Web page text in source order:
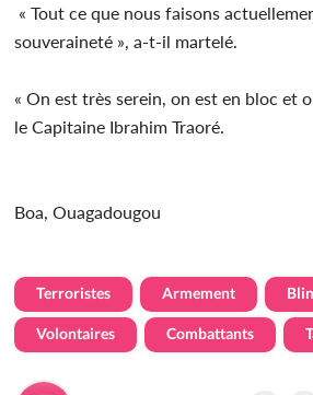
« Tout ce que nous faisons
souveraineté », a-t-il martelé.
« On est très serein, on est en bloc et
le Capitaine Ibrahim Traoré.
Boa, Ouagadougou
Terroristes Armement
Volontaires Combattants